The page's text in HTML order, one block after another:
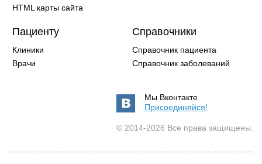
HTML карты сайта
Пациенту
Клиники
Врачи
Справочники
Справочник пациента
Справочник заболеваний
Мы Вконтакте
Присоединяйся!
© 2014-2026 Все права защищены.